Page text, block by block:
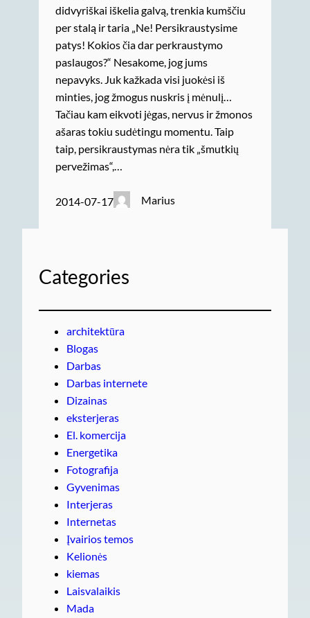
didvyriškai iškelia galvą, trenkia kumščiu
per stalą ir taria „Ne! Persikraustysime
patys! Kokios čia dar perkraustymo
paslaugos?“ Nesakome, jog jums
nepavyks. Juk kažkada visi juokėsi iš
minties, jog žmogus nuskris į mėnulį…
Tačiau kam eikvoti jėgas, nervus ir žmonos
ašaras tokiu sudėtingu momentu. Taip
taip, persikraustymas nėra tik „šmutkių
pervežimas“,…
2014-07-17 Marius
Categories
architektūra
Blogas
Darbas
Darbas internete
Dizainas
eksterjeras
El. komercija
Energetika
Fotografija
Gyvenimas
Interjeras
Internetas
Įvairios temos
Kelionės
kiemas
Laisvalaikis
Mada